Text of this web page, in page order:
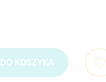
DO KOSZYKA